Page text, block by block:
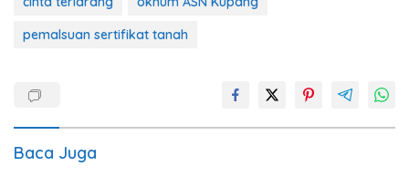
pemalsuan sertifikat tanah
Baca Juga